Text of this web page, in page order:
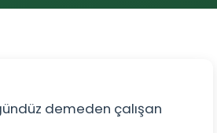
demeden çalışan